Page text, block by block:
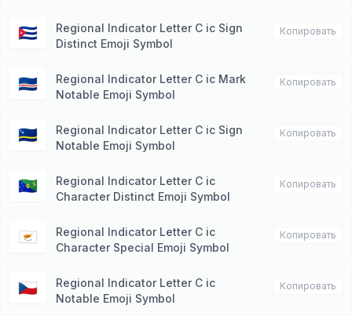
🇨🇺
Regional Indicator Letter C ic Sign
Distinct Emoji Symbol
Копировать
🇨🇻
Regional Indicator Letter C ic Mark
Notable Emoji Symbol
Копировать
🇨🇼
Regional Indicator Letter C ic Sign
Notable Emoji Symbol
Копировать
🇨🇽
Regional Indicator Letter C ic
Character Distinct Emoji Symbol
Копировать
🇨🇾
Regional Indicator Letter C ic
Character Special Emoji Symbol
Копировать
🇨🇿
Regional Indicator Letter C ic
Notable Emoji Symbol
Копировать